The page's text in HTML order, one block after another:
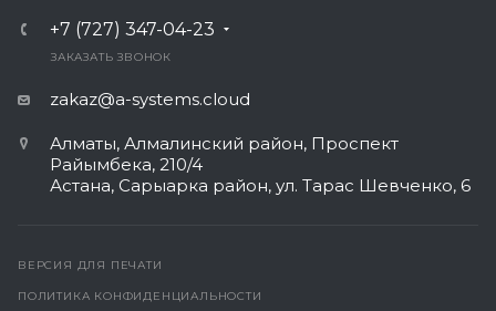
+7 (727) 347-04-23
ЗАКАЗАТЬ ЗВОНОК
zakaz@a-systems.cloud
Алматы, ​Алмалинский район, Проспект
Райымбека, 210/4
Астана, Сарыарка район, ул. Тарас Шевченко, 6​
ВЕРСИЯ ДЛЯ ПЕЧАТИ
ПОЛИТИКА КОНФИДЕНЦИАЛЬНОСТИ